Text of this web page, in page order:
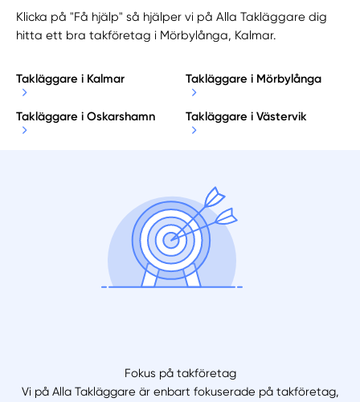
Klicka på "Få hjälp" så hjälper vi på Alla Takläggare dig
hitta ett bra takföretag i Mörbylånga, Kalmar.
Takläggare i Kalmar Takläggare i Mörbylånga
Takläggare i Oskarshamn Takläggare i Västervik
Fokus på takföretag
Vi på Alla Takläggare är enbart fokuserade på takföretag,